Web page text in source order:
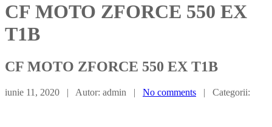
CF MOTO ZFORCE 550 EX
T1B
CF MOTO ZFORCE 550 EX T1B
iunie 11, 2020 | Autor: admin | No comments | Categorii: